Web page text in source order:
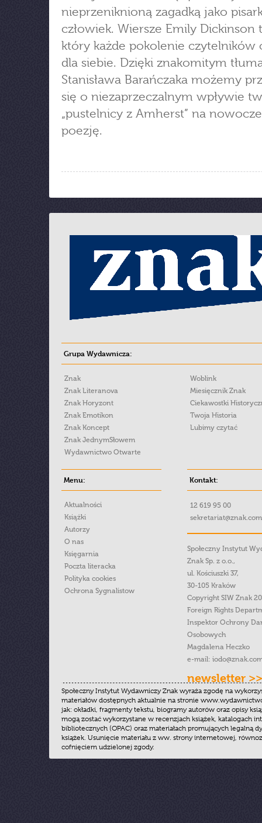
nieprzeniknioną zagadką jako
człowiek. Wiersze Emily Dickinson
który każde pokolenie czytelników
dla siebie. Dzięki znakomitym
Stanisława Barańczaka możemy
się o niezaprzeczalnym wpływie
„pustelnicy z Amherst” na
poezję.
Grupa Wydawnicza:
Znak
Znak Literanova
Znak Horyzont
Znak Emotikon
Znak Koncept
Znak JednymSłowem
Wydawnictwo Otwarte
Woblink
Miesięcznik Znak
Ciekawostki
Twoja Historia
Lubimy czytać
Menu:
Aktualności
Książki
Autorzy
O nas
Księgarnia
Poczta literacka
Polityka cookies
Ochrona Sygnalistow
Kontakt:
12 619 95 00
Społeczny Instytut
Znak Sp. z o.o.,
ul. Kościuszki 37,
30-105 Kraków
Copyright SIW Znak
Foreign Rights
Inspektor Ochrony
Osobowych
Magdalena Heczko
e-mail:
newsletter >>
Społeczny Instytut Wydawniczy Znak wyraża zgodę na
materiałów dostępnych aktualnie na stronie
jak: okładki, fragmenty tekstu, biogramy autorów oraz opisy
mogą zostać wykorzystane w recenzjach książek, katalogach
bibliotecznych (OPAC) oraz materiałach promujących legalną
książek. Usunięcie materiału z ww. strony internetowej,
cofnięciem udzielonej zgody.